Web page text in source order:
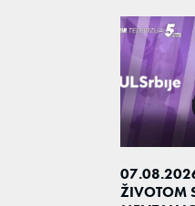
ŽIVOTOM